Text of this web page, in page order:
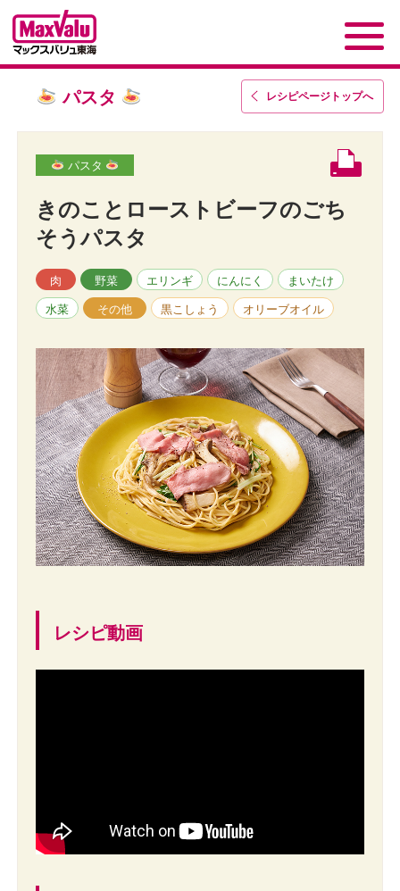
レシピページトップへ
パスタ
パスタ
きのことローストビーフのごち
そうパスタ
肉 野菜 エリンギ にんにく まいたけ
水菜 その他 黒こしょう オリーブオイル
レシピ動画